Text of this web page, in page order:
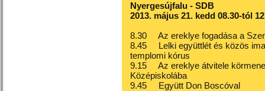
Nyergesújfalu - SDB
2013. május 21. kedd 08.30-tól
8.30 Az ereklye fogadása a
8.45 Lelki együttlét és közös
templomi kórus
9.15 Az ereklye átvitele
Középiskolába
9.45 Együtt Don Boscóval